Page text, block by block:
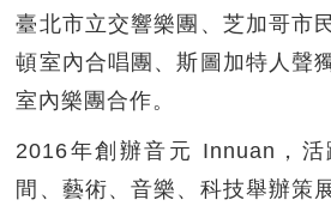
臺北市立交響樂團、芝加哥市
頓室內合唱團、斯圖加特人聲
室內樂團合作。
2016年創辦音元 Innuan，
間、藝術、音樂、科技舉辦策